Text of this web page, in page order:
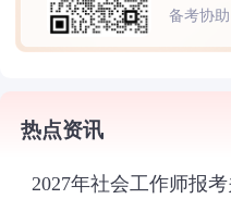
备考协助
热点资讯
2027年社会工作师报